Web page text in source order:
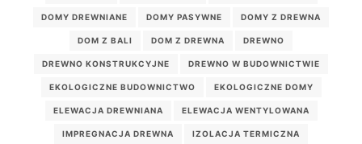
DOMY DREWNIANE DOMY PASYWNE DOMY Z DREWNA
DOM Z BALI DOM Z DREWNA DREWNO
DREWNO KONSTRUKCYJNE DREWNO W BUDOWNICTWIE
EKOLOGICZNE BUDOWNICTWO EKOLOGICZNE DOMY
ELEWACJA DREWNIANA ELEWACJA WENTYLOWANA
IMPREGNACJA DREWNA IZOLACJA TERMICZNA